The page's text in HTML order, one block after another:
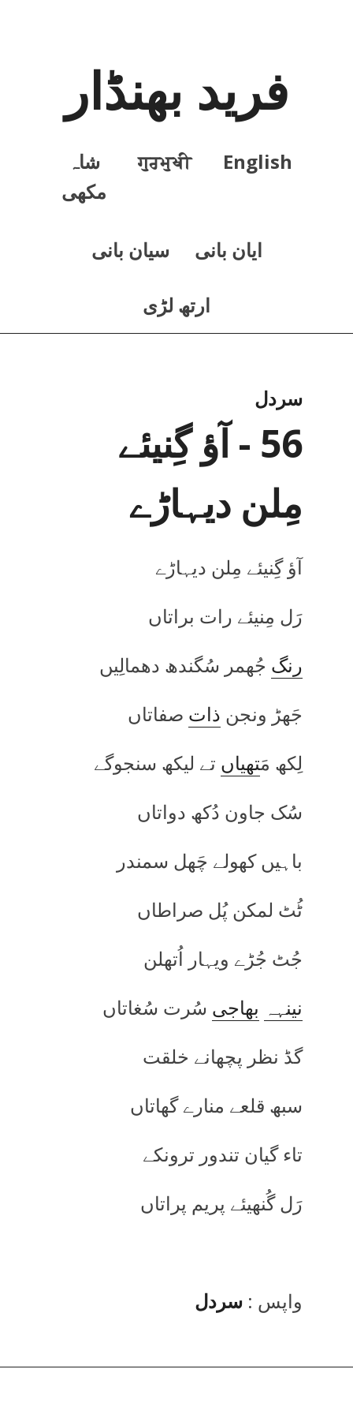
فرید بھنڈار
English
ਗੁਰਮੁਖੀ
شاہ
مکھی
ايان بانی سيان بانی
ارتھ لڑی
سردل
56 - آؤ گِنیئے
مِلن دیہاڑے
آؤ گِنیئے مِلن دیہاڑے
رَل مِنیئے رات براتاں
رنگ جُھمر سُگندھ دھمالِیں
جَھڑ ونجن ذات صفاتاں
لِکھ مَتھیاں تے لیکھ سنجوگے
سُک جاون دُکھ دواتاں
باہیں کھولے چَھل سمندر
ٹُٹ لمکن پُل صراطاں
جُٹ جُڑے ویہار اُتھلن
نینہہ بھاجی سُرت سُغاتاں
گڈ نظر پچھانے خلقت
سبھ قلعے منارے گھاتاں
تاء گیان تندور ترونکے
رَل گُنھیئے پریم پراتاں
واپس : سردل